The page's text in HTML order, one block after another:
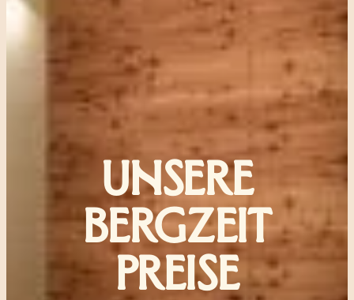
UNSERE
BERGZEIT
PREISE